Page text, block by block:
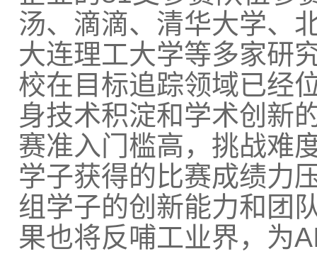
汤、滴滴、清华大学、
大连理工大学等多家研
校在目标追踪领域已经
身技术积淀和学术创新
赛准入门槛高，挑战难
学子获得的比赛成绩力
组学子的创新能力和团
果也将反哺工业界，为